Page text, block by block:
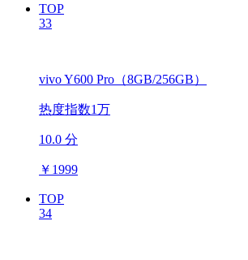
TOP
33
vivo Y600 Pro（8GB/256GB）
热度指数1万
10.0 分
￥ 1999
TOP
34